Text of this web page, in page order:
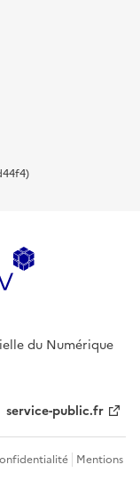
du Numérique
service-public.fr
Mentions